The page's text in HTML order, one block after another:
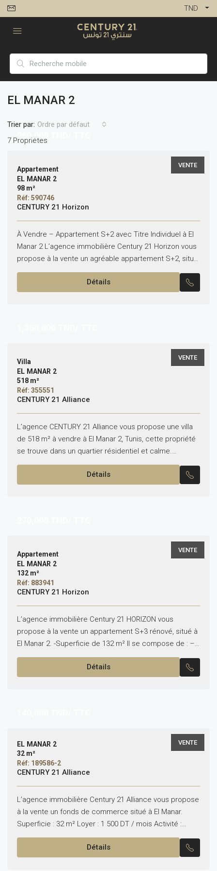
TND
EL MANAR 2
7 Propriétés
Trier par: Ordre par défaut
VENTE
260,000
Appartement
EL MANAR 2
98 m²
Réf: 590746
CENTURY 21 Horizon
À Vendre – Appartement S+2 avec Titre Individuel à El
Manar 2 L’agence immobilière Century 21 Horizon vous
propose à la vente un agréable appartement S+2, situé
au rez-de-chaussée dans un quartier...
Détails
VENTE
Villa
EL MANAR 2
518 m²
Réf: 355551
CENTURY 21 Alliance
L’agence CENTURY 21 Alliance vous propose une villa
de 518 m² à vendre à El Manar 2, Tunis, cette propriété
se trouve dans un quartier résidentiel et calme.
*Composition*: Au rez de...
Détails
VENTE
Appartement
EL MANAR 2
132 m²
Réf: 883941
CENTURY 21 Horizon
L’agence immobilière Century 21 HORIZON vous
propose à la vente un appartement S+3 rénové, situé à
El Manar 2. -Superficie de 132 m² Il se compose de : –
Un salon donnant...
Détails
VENTE
EL MANAR 2
32 m²
Réf: 189586-2
CENTURY 21 Alliance
L’agence immobilière Century 21 Alliance vous propose
à la vente un fonds de commerce situé à El Manar.
Superficie : 32 m² Loyer : 1 500 DT / mois Activité :
restauration...
Détails